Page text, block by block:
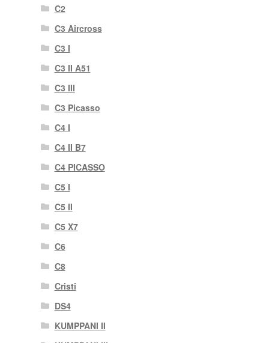
C2
C3 Aircross
C3 I
C3 II A51
C3 III
C3 Picasso
C4 I
C4 II B7
C4 PICASSO
C5 I
C5 II
C5 X7
C6
C8
Cristi
DS4
KUMPPANI II